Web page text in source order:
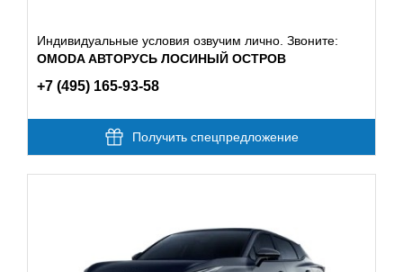
Индивидуальные условия озвучим лично. Звоните:
OMODA АВТОРУСЬ ЛОСИНЫЙ ОСТРОВ
+7 (495) 165-93-58
Получить спецпредложение